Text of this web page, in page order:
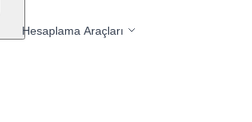
Hesaplama Araçları